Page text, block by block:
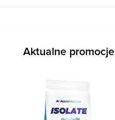
Aktualne promocje